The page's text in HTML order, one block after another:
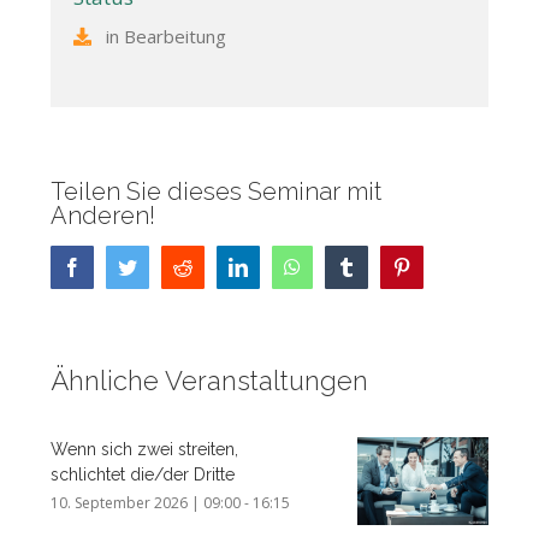
in Bearbeitung
Teilen Sie dieses Seminar mit
Anderen!
FacebookTwitterReddit LinkedInWhatsAppTumblr
Ähnliche Veranstaltungen
Wenn sich zwei streiten,
schlichtet die/der Dritte
10. September 2026 | 09:00- 16:15